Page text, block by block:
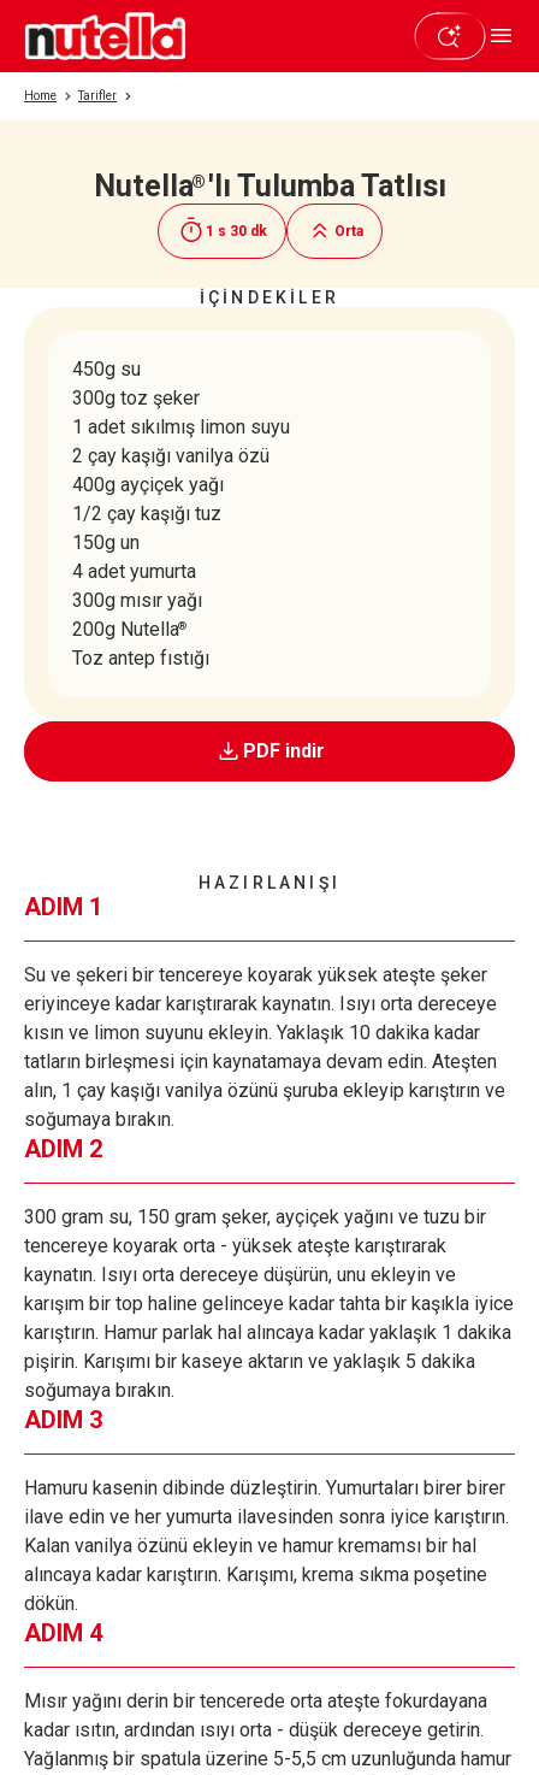
Home Tarifler
Nutella® 'lı Tulumba Tatlısı
1 s 30 dk Orta
Beğendiyseniz paylaşın
İÇİNDEKİLER
450g su
300g toz şeker
1 adet sıkılmış limon suyu
2 çay kaşığı vanilya özü
400g ayçiçek yağı
1/2 çay kaşığı tuz
150g un
4 adet yumurta
300g mısır yağı
200g Nutella®
Toz antep fıstığı
PDF indir
HAZIRLANIŞI
ADIM 1
Su ve şekeri bir tencereye koyarak yüksek ateşte şeker
eriyinceye kadar karıştırarak kaynatın. Isıyı orta dereceye
kısın ve limon suyunu ekleyin. Yaklaşık 10 dakika kadar
tatların birleşmesi için kaynatamaya devam edin. Ateşten
alın, 1 çay kaşığı vanilya özünü şuruba ekleyip karıştırın ve
soğumaya bırakın.
ADIM 2
300 gram su, 150 gram şeker, ayçiçek yağını ve tuzu bir
tencereye koyarak orta - yüksek ateşte karıştırarak
kaynatın. Isıyı orta dereceye düşürün, unu ekleyin ve
karışım bir top haline gelinceye kadar tahta bir kaşıkla iyice
karıştırın. Hamur parlak hal alıncaya kadar yaklaşık 1 dakika
pişirin. Karışımı bir kaseye aktarın ve yaklaşık 5 dakika
soğumaya bırakın.
ADIM 3
Hamuru kasenin dibinde düzleştirin. Yumurtaları birer birer
ilave edin ve her yumurta ilavesinden sonra iyice karıştırın.
Kalan vanilya özünü ekleyin ve hamur kremamsı bir hal
alıncaya kadar karıştırın. Karışımı, krema sıkma poşetine
dökün.
ADIM 4
Mısır yağını derin bir tencerede orta ateşte fokurdayana
kadar ısıtın, ardından ısıyı orta - düşük dereceye getirin.
Yağlanmış bir spatula üzerine 5-5,5 cm uzunluğunda hamur